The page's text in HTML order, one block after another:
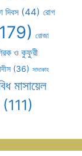
দিবস (44) রোগ
রোজা
ও কুফুরী
(36) সাদাকাহ
মাসায়েল
(111)